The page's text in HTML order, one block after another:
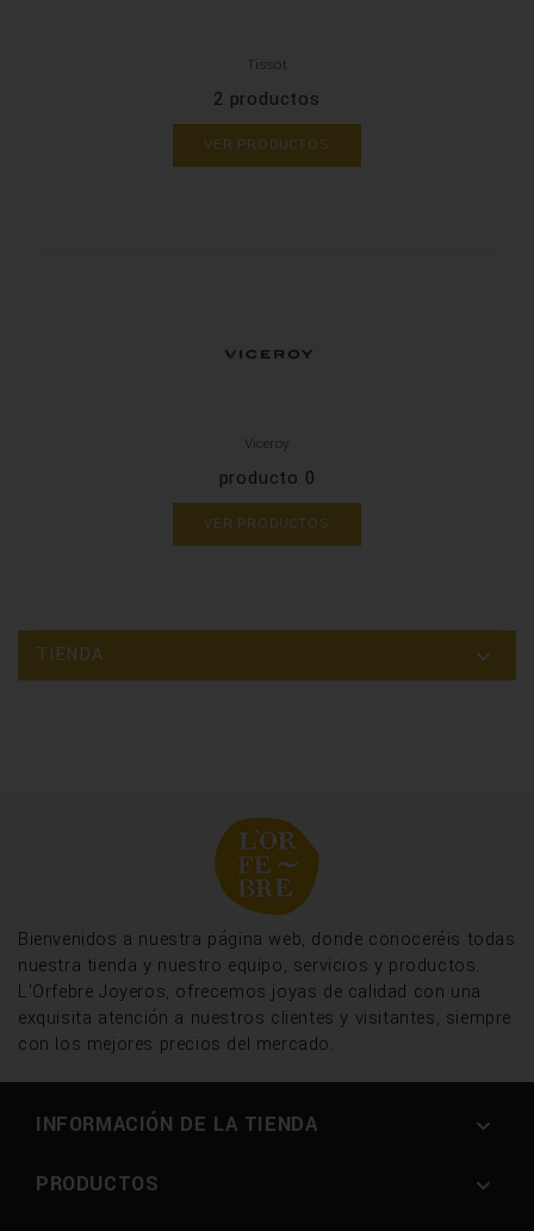
Tissot
2 productos
VER PRODUCTOS
Viceroy
producto 0
VER PRODUCTOS
TIENDA 
Bienvenidos a nuestra página web, donde conoceréis todas
nuestra tienda y nuestro equipo, servicios y productos.
L'Orfebre Joyeros, ofrecemos joyas de calidad con una
exquisita atención a nuestros clientes y visitantes, siempre
con los mejores precios del mercado.
INFORMACIÓN DE LA TIENDA 
PRODUCTOS
